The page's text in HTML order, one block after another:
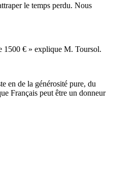
le temps perdu. Nous
1500 € » explique M. Toursol.
en de la générosité pure, du
Français peut être un donneur